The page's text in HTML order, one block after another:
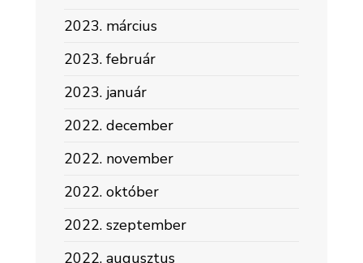
2023. március
2023. február
2023. január
2022. december
2022. november
2022. október
2022. szeptember
2022. augusztus